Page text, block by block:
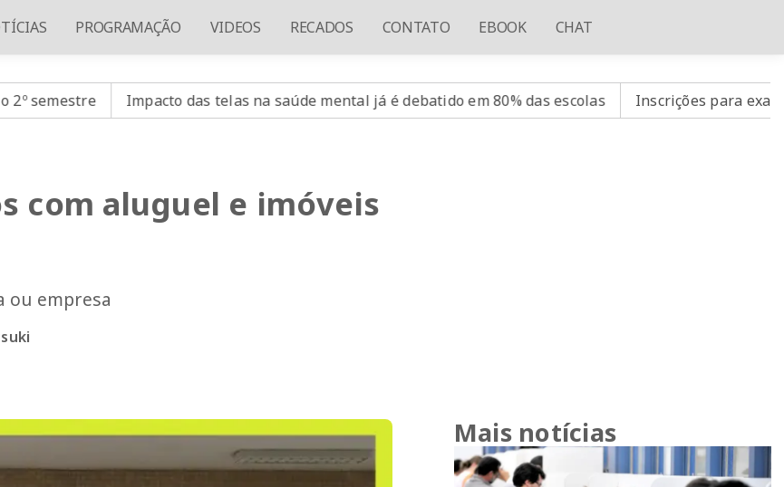
PROGRAMAÇÃO VIDEOS RECADOS CONTATO EBOOK CHAT
Impacto das telas na saúde mental já é debatido em 80% das escolas Inscrições para exame de
com aluguel e imóveis
ou empresa
Mais notícias